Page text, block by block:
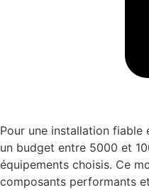
Pour une installation fiable
un budget entre 5000 et
équipements choisis. Ce
composants performants